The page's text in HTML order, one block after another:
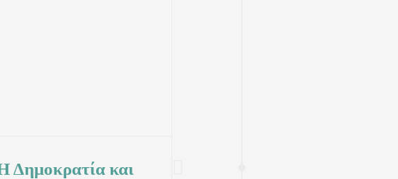
Δημοκρατία και